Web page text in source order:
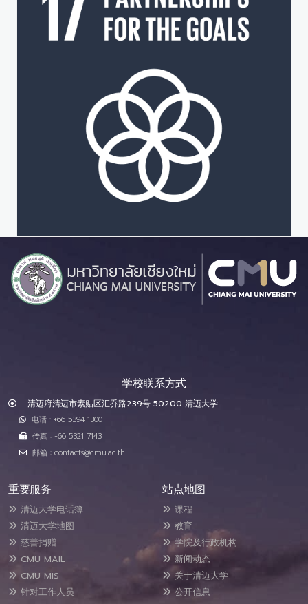
学校联系方式
清迈府清迈市素贴区汇乔路239号 50200 清迈大学
电话 : +66 5394 1300
传真 : +66 5321 7143
邮箱 : contacts@cmu.ac.th
重要服务
清迈大学电话簿
清迈大学地图
慈善捐赠
CMU MAIL
CMU MIS
针对工作人员
站点地图
课程
教育
学院及行政机构
新闻动态
关于清迈大学
公开信息